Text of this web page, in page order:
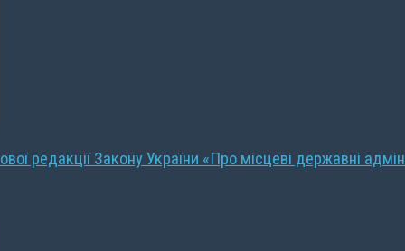
редакції Закону України «Про місцеві державні